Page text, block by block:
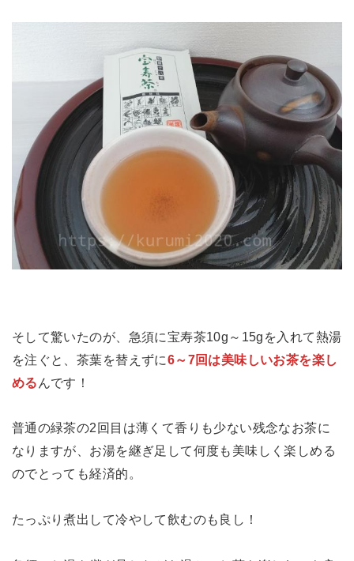
そして驚いたのが、急須に宝寿茶10g～15gを入れて熱湯
を注ぐと、茶葉を替えずに6～7回は美味しいお茶を楽し
める んです！
普通の緑茶の2回目は薄くて香りも少ない残念なお茶に
なりますが、お湯を継ぎ足して何度も美味しく楽しめる
のでとっても経済的。
たっぷり煮出して冷やして飲むのも良し！